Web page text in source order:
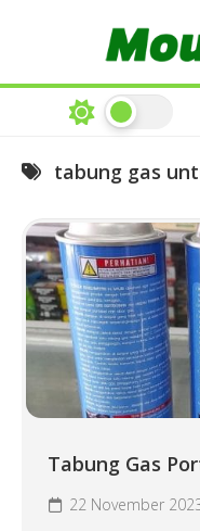
tabung gas
Tabung Gas
22 November